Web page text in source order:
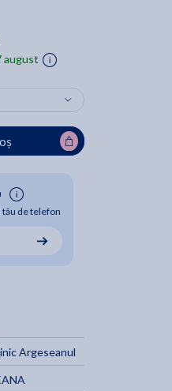
august
tău de telefon
Argeseanul